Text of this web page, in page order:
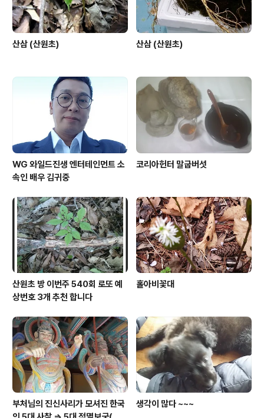
산삼 (산원초) 산삼 (산원초)
WG 와일드진생 엔터테인먼트 소
속인 배우 김귀중
코리아헌터 말굽버섯
산원초 방 이번주 540회 로또 예
상번호 3개 추천 합니다
홀아비꽃대
부처님의 진신사리가 모셔진 한국
생각이 많다 ~~~